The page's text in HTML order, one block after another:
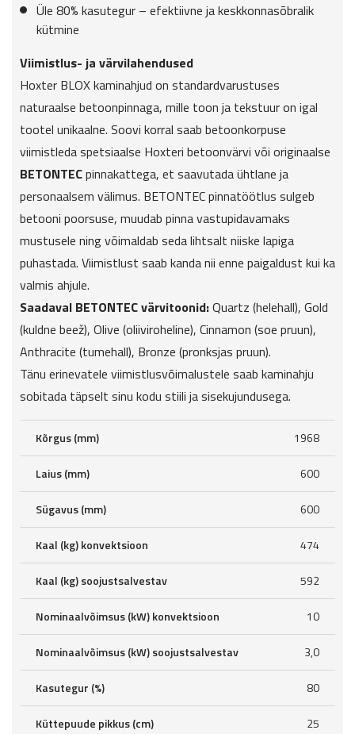
Üle 80% kasutegur – efektiivne ja keskkonnasõbralik
kütmine
Viimistlus- ja värvilahendused
Hoxter BLOX kaminahjud on standardvarustuses
naturaalse betoonpinnaga, mille toon ja tekstuur on igal
tootel unikaalne. Soovi korral saab betoonkorpuse
viimistleda spetsiaalse Hoxteri betoonvärvi või originaalse
BETONTECpinnakattega, et saavutada ühtlane ja
personaalsem välimus. BETONTEC pinnatöötlus sulgeb
betooni poorsuse, muudab pinna vastupidavamaks
mustusele ning võimaldab seda lihtsalt niiske lapiga
puhastada. Viimistlust saab kanda nii enne paigaldust kui ka
valmis ahjule.
Saadaval BETONTEC värvitoonid:Quartz (helehall), Gold
(kuldne beež), Olive (oliiviroheline), Cinnamon (soe pruun),
Anthracite (tumehall), Bronze (pronksjas pruun).
Tänu erinevatele viimistlusvõimalustele saab kaminahju
sobitada täpselt sinu kodu stiili ja sisekujundusega.
Kõrgus (mm) 1968
Laius (mm) 600
Sügavus (mm) 600
Kaal (kg) konvektsioon 474
Kaal (kg) soojustsalvestav 592
Nominaalvõimsus (kW) konvektsioon 10
Nominaalvõimsus (kW) soojustsalvestav 3,0
Kasutegur (%) 80
Küttepuude pikkus (cm) 25